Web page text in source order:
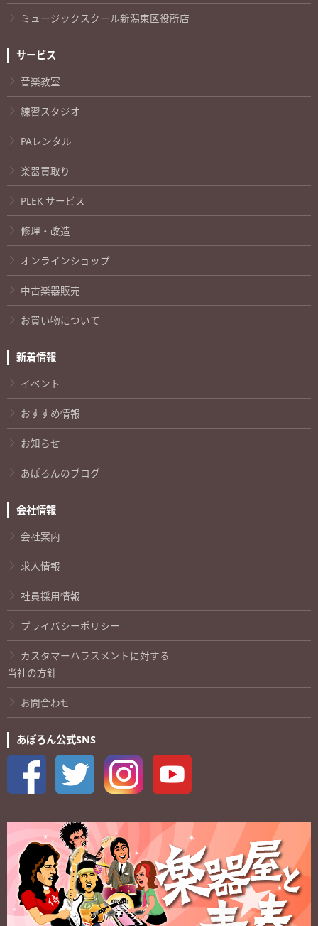
ミュージックスクール新潟東区役所店
サービス
音楽教室
練習スタジオ
PAレンタル
楽器買取り
PLEK サービス
修理・改造
オンラインショップ
中古楽器販売
お買い物について
新着情報
イベント
おすすめ情報
お知らせ
あぽろんのブログ
会社情報
会社案内
求人情報
社員採用情報
プライバシーポリシー
カスタマーハラスメントに対する
当社の方針
お問合わせ
あぽろん公式SNS